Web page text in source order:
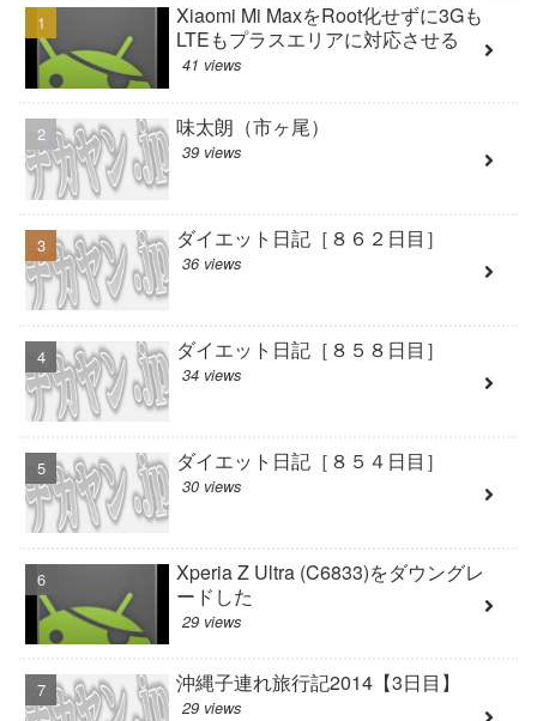
Xiaomi Mi MaxをRoot化せずに3Gも
LTEもプラスエリアに対応させる
41 views
味太朗（市ヶ尾）
39 views
ダイエット日記［８６２日目］
36 views
ダイエット日記［８５８日目］
34 views
ダイエット日記［８５４日目］
30 views
Xperia Z Ultra (C6833)をダウングレ
ードした
29 views
沖縄子連れ旅行記2014【3日目】
29 views